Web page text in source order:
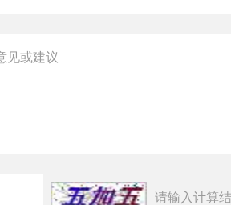
请输入计算